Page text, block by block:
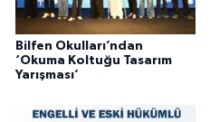
Bilfen Okulları’ndan
‘Okuma Koltuğu Tasarım
Yarışması’